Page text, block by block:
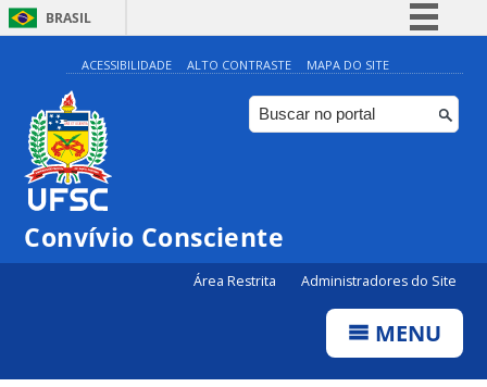
BRASIL
Simplifique!
Comunica BR
Participe
ACESSIBILIDADE ALTO CONTRASTE MAPA DO SITE
Convívio Consciente
Área Restrita Administradores do Site
MENU